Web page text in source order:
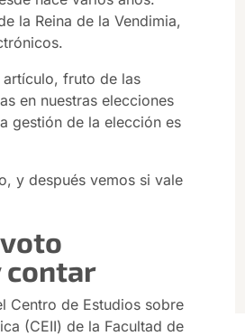
la Reina de la Vendimia,
fruto de las
en nuestras elecciones
gestión de la elección es
y después vemos si vale
contar
Centro de Estudios sobre
(CEII) de la Facultad de